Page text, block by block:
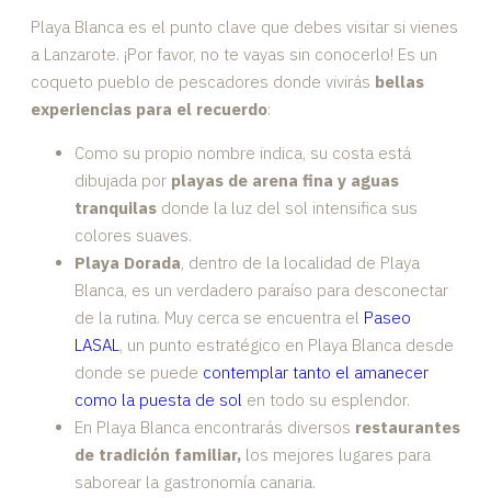
Playa Blanca es el punto clave que debes visitar si vienes
a Lanzarote. ¡Por favor, no te vayas sin conocerlo! Es un
coqueto pueblo de pescadores donde vivirás bellas
experiencias para el recuerdo:
Como su propio nombre indica, su costa está
dibujada por playas de arena fina y aguas
tranquilas donde la luz del sol intensifica sus
colores suaves.
Playa Dorada, dentro de la localidad de Playa
Blanca, es un verdadero paraíso para desconectar
de la rutina. Muy cerca se encuentra el Paseo
LASAL, un punto estratégico en Playa Blanca desde
donde se puede contemplar tanto el amanecer
como la puesta de sol en todo su esplendor.
En Playa Blanca encontrarás diversos restaurantes
de tradición familiar, los mejores lugares para
saborear la gastronomía canaria.